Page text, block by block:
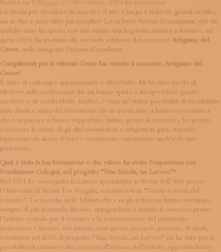
ISCRIVITI ALLA NEWSLETTER
SOSTIENICI
MAGAZINE
TUTTI I CONTENUTI
NEWS
ITINERARI
ISCRIVITI
LOGIN
Posted on 8 Maggio 20198 Febbraio 2024 by fondazione
La strada per diventare un maestro d’arte è lunga e richiede grandi sacrifici,
ma in due è senz’altro più semplice! Lo sa bene Serena Dominijanni, che da
qualche anno ha aperto con suo marito una legatoria artistica a Roma e, ad
aprile 2019, ha trionfato alla seconda edizione del concorso Artigiano del
Cuore, nella categoria Percorsi d’eccellenza.
Complimenti per la vittoria! Come hai vissuto il concorso Artigiano del
Cuore?
È stato al contempo appassionante e divertente. Mi ha dato modo di
riflettere sulle motivazioni che mi hanno spinto a intraprendere questo
mestiere e di condividerle. Inoltre, è stata un’ottima possibilità di ricontattare
tanti clienti e amici del laboratorio che in questi anni ci hanno conosciuto e
che con piacere ci hanno supportato. Infine, grazie al concorso, ho potuto
conoscere le storie degli altri restauratori e artigiani in gara, traendo
ispirazione da alcuni di loro e ovviamente esprimendo anch’io le mie
preferenze.
Qual è stata la tua formazione e che valore ha avuto l’esperienza con
Fondazione Cologni, nel progetto “Una Scuola, un Lavoro”?
Nel 2011 ho conseguito la Laurea specialistica in Storia dell’Arte presso
l’Università di Roma Tor Vergata, con una tesi in “Teoria e storia del
restauro”. Le ricerche nelle biblioteche e negli archivi mi hanno avvicinato
sempre di più al mondo librario, spingendomi a tentare il concorso presso
l’Istituto centrale per il restauro e la conservazione del patrimonio
archivistico e librario. Ho iniziato così questo secondo percorso di studi,
conclusosi nel 2015. Il progetto “Una Scuola, un Lavoro” mi ha dato poi la
possibilità di rimanere altri sei mesi all’interno dell’Istituto, approfondendo